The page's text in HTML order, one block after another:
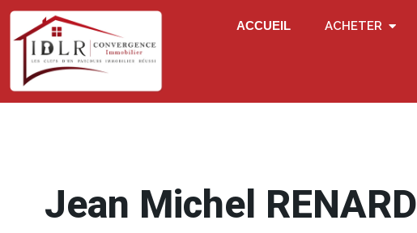
ACCUEIL ACHETER
Jean Michel RENARD